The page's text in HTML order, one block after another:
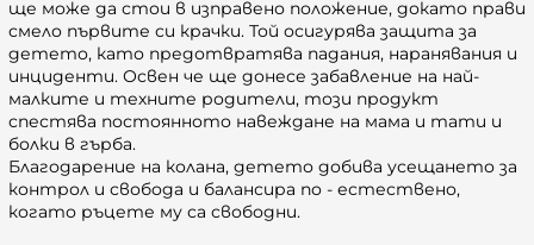
ще може да стои в изправено положение, докато прави
смело първите си крачки. Той осигурява защита за
детето, като предотвратява падания, наранявания и
инциденти. Освен че ще донесе забавление на най-
малките и техните родители, този продукт
спестява постоянното навеждане на мама и тати и
болки в гърба.
Благодарение на колана, детето добива усещането за
контрол и свобода и балансира по - естествено,
когато ръцете му са свободни.